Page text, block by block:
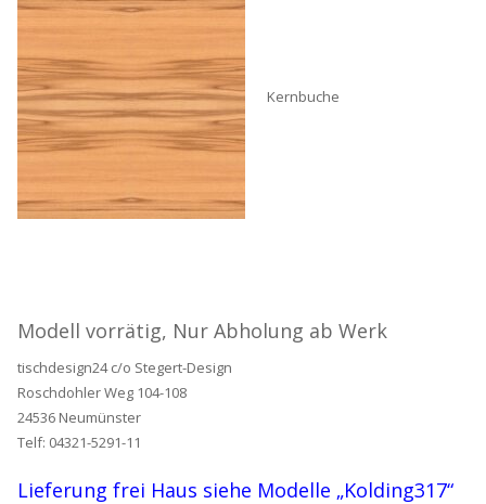
Kernbuche
Modell vorrätig, Nur Abholung ab Werk
tischdesign24 c/o Stegert-Design
Roschdohler Weg 104-108
24536 Neumünster
Telf: 04321-5291-11
Lieferung frei Haus siehe Modelle „Kolding317“